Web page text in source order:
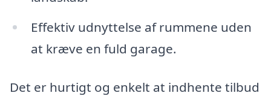
Effektiv udnyttelse af rummene uden
at kræve en fuld garage.
Det er hurtigt og enkelt at indhente tilbud